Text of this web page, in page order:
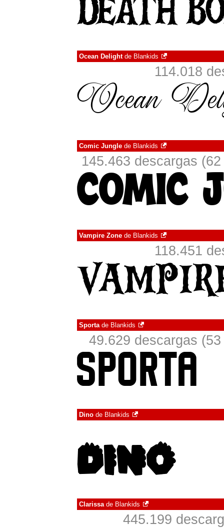
Ocean Delightde Blankids
114.018
Comic Jungle de Blankids
145.463 descargas
Vampire Zone de Blankids
118.451
Sportade Blankids
49.629 descargas
Dino de Blankids
Clarissade Blankids
445.199